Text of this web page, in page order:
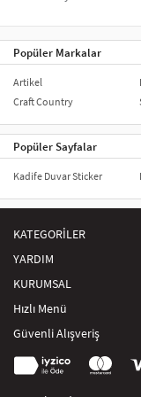
Popüler Markalar
Artikel
Craft Country
Popüler Sayfalar
Kadife Duvar Sticker
KATEGORİLER
YARDIM
KURUMSAL
Hızlı Menü
Güvenli Alışveriş